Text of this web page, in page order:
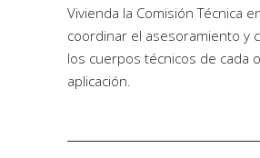
Vivienda la Comisión Técnica
coordinar el asesoramiento y
los cuerpos técnicos de cada
aplicación.